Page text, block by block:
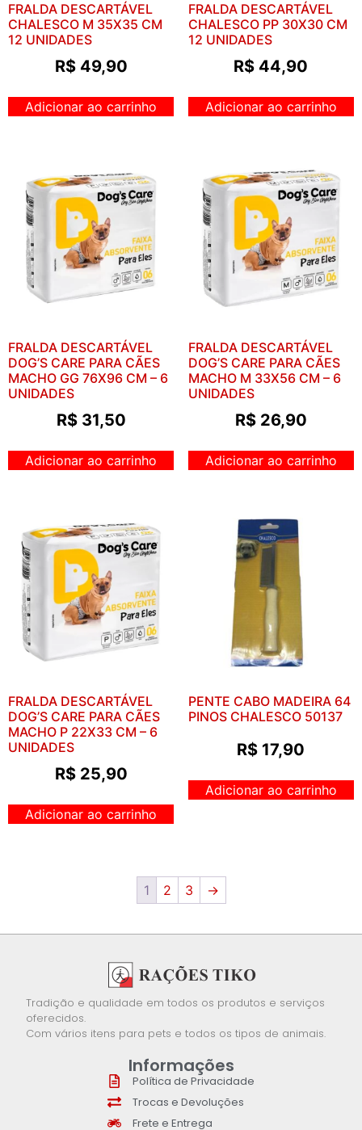
FRALDA DESCARTÁVEL
CHALESCO M 35X35 CM
12 UNIDADES
R$49,90
Adicionar ao carrinho
FRALDA DESCARTÁVEL
CHALESCO PP 30X30 CM
12 UNIDADES
R$ 44,90
Adicionar ao carrinho
FRALDA DESCARTÁVEL
DOG’S CARE PARA CÃES
MACHO GG 76X96 CM – 6
UNIDADES
R$31,50
Adicionar ao carrinho
FRALDA DESCARTÁVEL
DOG’S CARE PARA CÃES
MACHO M 33X56 CM – 6
UNIDADES
R$26,90
Adicionar ao carrinho
FRALDA DESCARTÁVEL
DOG’S CARE PARA CÃES
MACHO P 22X33 CM – 6
UNIDADES
R$25,90
Adicionar ao carrinho
PENTE CABO MADEIRA 64
PINOS CHALESCO 50137
R$ 17,90
Adicionar ao carrinho
1 2 3 →
Tradição e qualidade em todos os produtos e serviços
oferecidos.
Com vários itens para pets e todos os tipos de animais.
Informações
Política de Privacidade
Trocas e Devoluções
Frete e Entrega